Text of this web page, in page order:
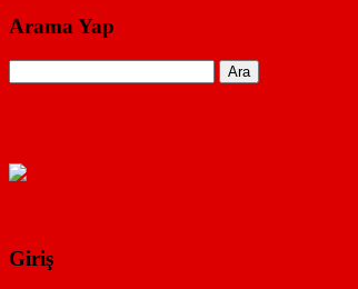
Arama Yap
Giriş